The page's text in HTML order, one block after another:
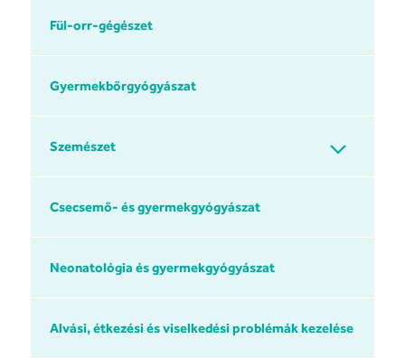
Fül-orr-gégészet
Gyermekbőrgyógyászat
Szemészet
Csecsemő- és gyermekgyógyászat
Neonatológia és gyermekgyógyászat
Alvási, étkezési és viselkedési problémák kezelése